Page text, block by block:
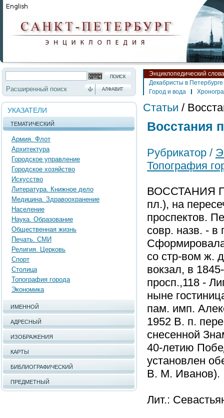
Расширенный поиск АЛФАВИТ
УКАЗАТЕЛИ
ТЕМАТИЧЕСКИЙ
Армия. Флот
Архитектура
Городское управление
Городское хозяйство
Искусство
Литература. Книжное дело
Медицина. Здравоохранение
Население
Наука. Образование
Общественная жизнь
Печать. СМИ
Религия. Церковь
Спорт
Столица
Топография города
Экономика
ИМЕННОЙ
АДРЕСНЫЙ
ИЗОБРАЖЕНИЯ
КАРТЫ
БИБЛИОГРАФИЧЕСКИЙ
ПРЕДМЕТНЫЙ
Энциклопедический
Декабристы в Петербурге
Город и вода
Статьи /
Восстания
Рубрикатор /
Топография
ВОССТАНИЯ
пл.), на
проспектов.
совр. назв. -
со стр-вом ж.
вокзал, в
просп.,118 -
ныне
пам. имп.
1952 В. п.
снесенной
40-летию
установлен
В. М. Иванов).
Лит.: